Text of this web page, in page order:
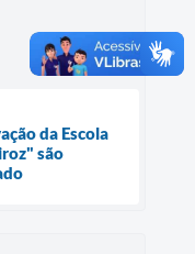
da Escola
são